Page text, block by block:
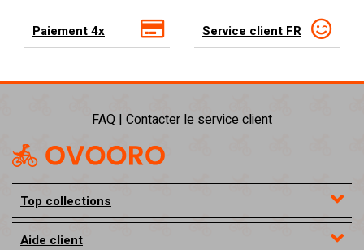
Paiement 4x Service client FR
FAQ | Contacter le service client
Top collections
Aide client